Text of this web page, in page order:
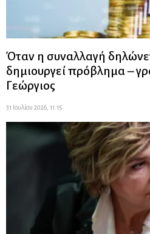
Όταν η συναλλαγή
δημιουργεί πρόβλημα –
Γεώργιος
31 Ιουλίου 2026, 11:15